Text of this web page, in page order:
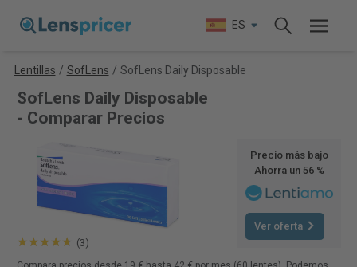
ES
Lentillas / SofLens / SofLens Daily Disposable
SofLens Daily Disposable
- Comparar Precios
(3)
Precio más bajo
Ahorra un 56 %
Ver oferta